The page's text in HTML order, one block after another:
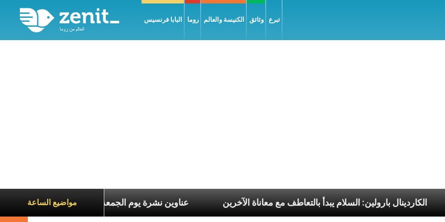
البابا فرنسيس روما الكنيسة والعالم وثائق تبرع
مواضيع الساعة
عناوين نشرة يوم الجمعة 7 آب 2026: السلام يُبنى بصبر يومًا بعد يوم الكاردينال بارولين: السلام يبدأ بالتعاطف مع معاناة الآخرين الرسوليّة